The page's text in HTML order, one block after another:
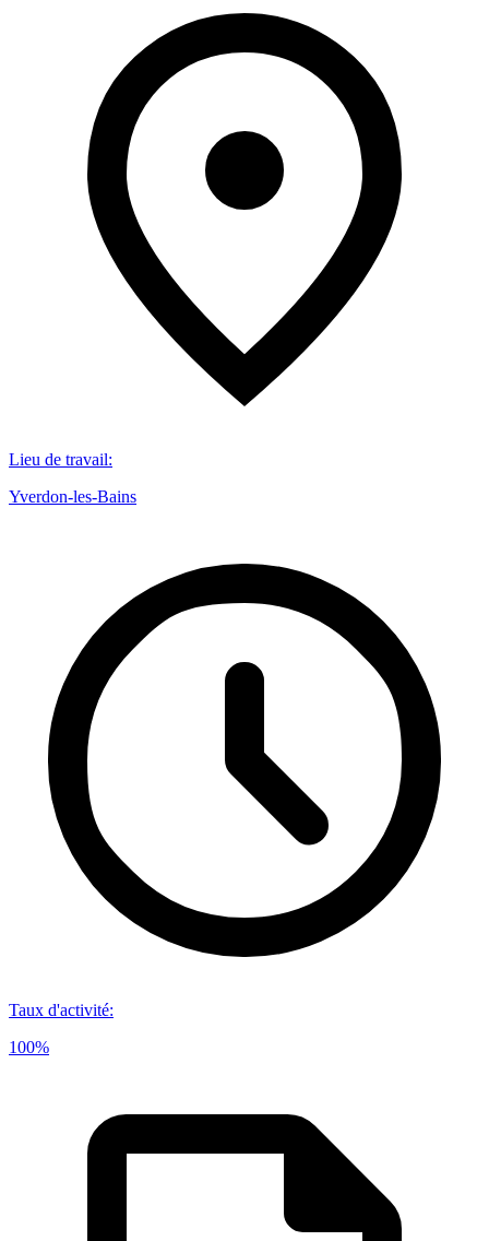
Lieu de travail:
Yverdon-les-Bains
Taux d'activité:
100%